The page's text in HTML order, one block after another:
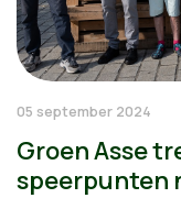
05 september 2024
Groen Asse
speerpunten